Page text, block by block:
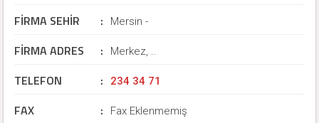
FİRMA SEHİR : Mersin -
FİRMA ADRES : Merkez, ..
TELEFON : 234 34 71
FAX : Fax Eklenmemiş